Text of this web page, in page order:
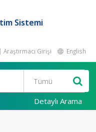
Sistemi
Araştırmacı Girişi English
Detaylı Arama